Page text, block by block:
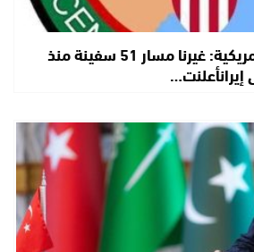
القيادة المركزية الأمريكية: غيرنا مسار 51 سفينة منذ